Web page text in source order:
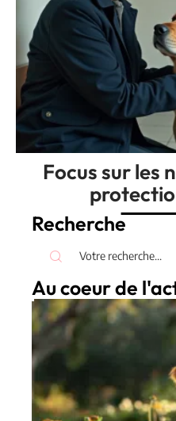
Focus sur les
Recherche
Au coeur de